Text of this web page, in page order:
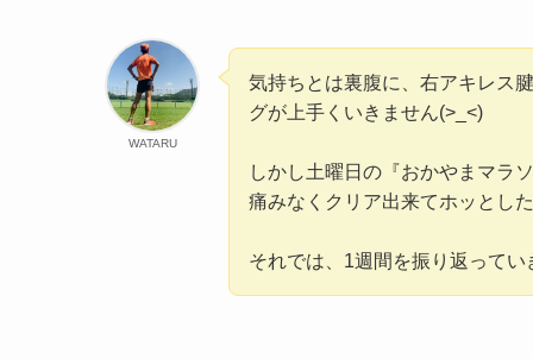
WATARU
気持ちとは裏腹に、右アキレス
グが上手くいきません(>_<)
しかし土曜日の『おかやまマラ
痛みなくクリア出来てホッとし
それでは、1週間を振り返ってい